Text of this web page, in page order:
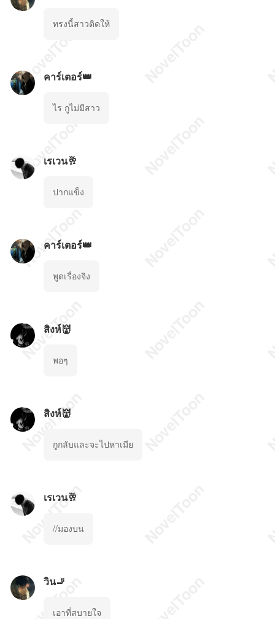
ทรงนี้สาวติดให้
คาร์เตอร์👑
ไร กูไม่มีสาว
เรเวน🥂
ปากแข็ง
คาร์เตอร์👑
พูดเรื่องจิง
สิงห์👹
พอๆ
สิงห์👹
กูกลับและจะไปหาเมีย
เรเวน🥂
//มองบน
วิน🚬
เอาที่สบายใจ